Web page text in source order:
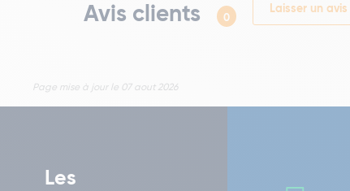
Avis clients 0
Laisser un avis
Page mise à jour le 07 aout 2026
Les